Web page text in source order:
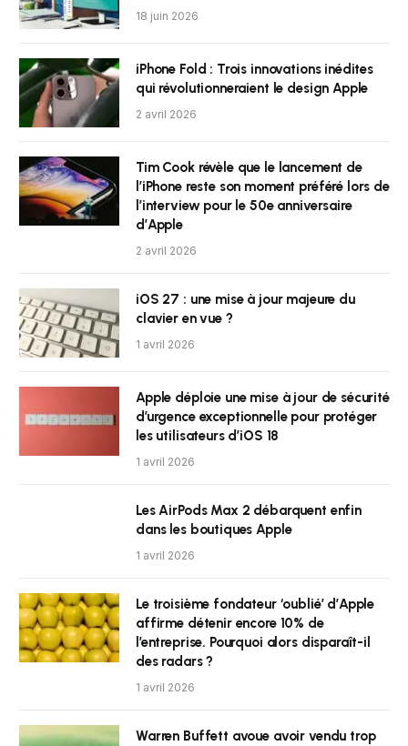
18 juin 2026
iPhone Fold : Trois innovations inédites
qui révolutionneraient le design Apple
2 avril 2026
Tim Cook révèle que le lancement de
l’iPhone reste son moment préféré lors de
l’interview pour le 50e anniversaire
d’Apple
2 avril 2026
iOS 27 : une mise à jour majeure du
clavier en vue ?
1 avril 2026
Apple déploie une mise à jour de sécurité
d’urgence exceptionnelle pour protéger
les utilisateurs d’iOS 18
1 avril 2026
Les AirPods Max 2 débarquent enfin
dans les boutiques Apple
1 avril 2026
Le troisième fondateur ‘oublié’ d’Apple
affirme détenir encore 10% de
l’entreprise. Pourquoi alors disparaît-il
des radars ?
1 avril 2026
Warren Buffett avoue avoir vendu trop